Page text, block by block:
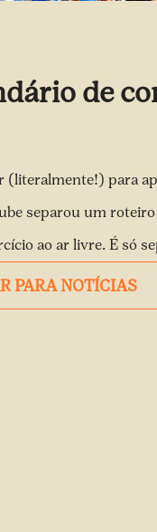
de
(literalmente!) para
separou um
ao ar livre. É só
PARA NOTÍCIAS